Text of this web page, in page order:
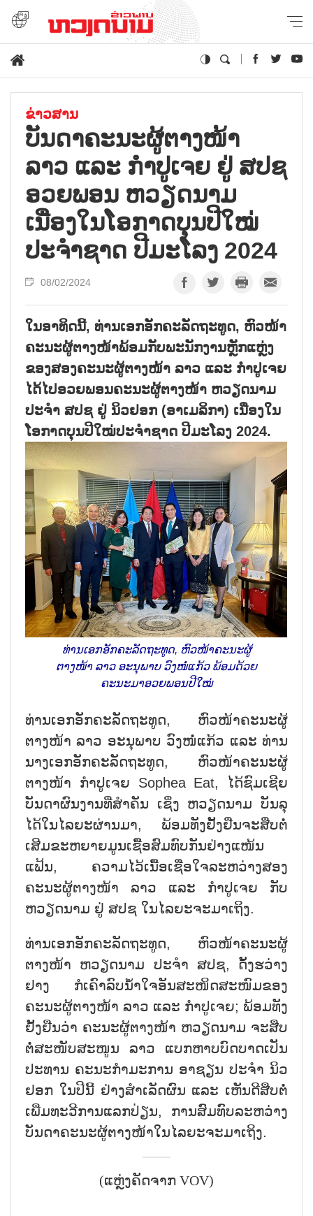
ຂ່າວສານ
ບັນ​ດາ​ຄະ​ນະ​ຜູ້​ຕາງ​ໜ້າ
ລາວ ແລະ ກຳ​ປູ​ເຈຍ ຢູ່ ສ​ປ​ຊ
ອວ​ຍ​ພອນ ຫວຽດ​ນາມ
ເນື່ອງ​ໃນ​ໂອ​ກາດ​ບຸນ​ປີ​ໃໝ່​
ປະ​ຈຳ​ຊາດ ປີ​ມະ​ໂລງ 2024
08/02/2024
ໃນອາທິດນີ້, ທ່ານເອກອັກຄະລັດຖະທູດ, ຫົວໜ້າ
ຄະນະຜູ້ຕາງໜ້າພ້ອມກັບພະນັກງານຫຼັກແຫຼ່ງ
ຂອງສອງຄະນະຜູ້ຕາງໜ້າ ລາວ ແລະ ກຳປູເຈຍ
ໄດ້ໄປອວຍພອນຄະນະຜູ້ຕາງໜ້າ ຫວຽດນາມ
ປະຈຳ ສປຊ ຢູ່ ນິວຢອກ (ອາເມລິກາ) ເນື່ອງໃນ
ໂອກາດບຸນປີໃໝ່ປະຈຳຊາດ ປີມະໂລງ 2024.
ທ່ານເອກອັກຄະລັດຖະທູດ, ຫົວໜ້າຄະນະຜູ້
ຕາງໜ້າ ລາວ ອະນຸພາບ ວົງໜໍ່ແກ້ວ ພ້ອມດ້ວຍ
ຄະນະມາອວຍພອນປີໃໝ່
ທ່ານເອກອັກຄະລັດຖະທູດ, ຫົວໜ້າຄະນະຜູ້
ຕາງໜ້າ ລາວ ອະນຸພາບ ວົງໜໍ່ແກ້ວ ແລະ ທ່ານ
ນາງເອກອັກຄະລັດຖະທູດ, ຫົວໜ້າຄະນະຜູ້
ຕາງໜ້າ ກຳປູເຈຍ Sophea Eat, ໄດ້ຊົມເຊີຍ
ບັນດາຜົນງານທີ່ສຳຄັນ ເຊິ່ງ ຫວຽດນາມ ບັນລຸ
ໄດ້ໃນໄລຍະຜ່ານມາ, ພ້ອມທັງຢັ້ງຢືນຈະສືບຕໍ່
ເສີມຂະຫຍາຍມູນເຊື້ອສົມທົບກັນຢ່າງແໜ້ນ
ແຟ້ນ, ຄວາມໄວ້ເນື້ອເຊື່ອໃຈລະຫວ່າງສອງ
ຄະນະຜູ້ຕາງໜ້າ ລາວ ແລະ ກຳປູເຈຍ ກັບ
ຫວຽດນາມ ຢູ່ ສປຊ ໃນໄລຍະຈະມາເຖິງ.
ທ່ານເອກອັກຄະລັດຖະທູດ, ຫົວໜ້າຄະນະຜູ້
ຕາງໜ້າ ຫວຽດນາມ ປະຈຳ ສປຊ, ດັ້ງຮວ່າງ
ຢາງ ກໍເຄົາລົບນ້ຳໃຈອັນສະໜິດສະໜົມຂອງ
ຄະນະຜູ້ຕາງໜ້າ ລາວ ແລະ ກຳປູເຈຍ; ພ້ອມທັງ
ຢັ້ງຢືນວ່າ ຄະນະຜູ້ຕາງໜ້າ ຫວຽດນາມ ຈະສືບ
ຕໍ່ສະໜັບສະໜູນ ລາວ ແບກຫາບບົດບາດເປັນ
ປະທານ ຄະນະກຳມະການ ອາຊຽນ ປະຈຳ ນິວ
ຢອກ ໃນປີນີ້ ຢ່າງສຳເລັດຜົນ ແລະ ເຫັນດີສືບຕໍ່
ເພີ່ມທະວີການແລກປ່ຽນ, ການສົມທົບລະຫວ່າງ
ບັນດາຄະນະຜູ້ຕາງໜ້າໃນໄລຍະຈະມາເຖິງ.
(ແຫຼ່ງຄັດຈາກ VOV)